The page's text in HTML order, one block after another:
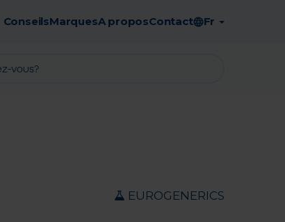
Retrait en pharmacie gratuit
ConseilsMarquesA proposContact Fr
EUROGENERICS